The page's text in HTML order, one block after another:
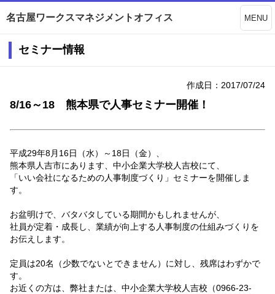
名古屋ワークスマネジメントオフィス MENU
セミナー情報
作成日：2017/07/24
8/16～18 熊本県で人事セミナー開催！
平成29年8月16日（水）～18日（金）、
熊本県人吉市にあります、中小企業大学校人吉校にて、
「いい会社になるための人事制度づくり」セミナーを開催しま
す。
お盆明けで、バタバタしている期間かもしれませんが、
社員が定着・成長し、業績が向上する人事制度の仕組みづくりを
お伝えします。
定員は20名（少数でないとできません）に対し、残席はわずかで
す。
お近くの方は、弊社または、中小企業大学校人吉校（0966-23-